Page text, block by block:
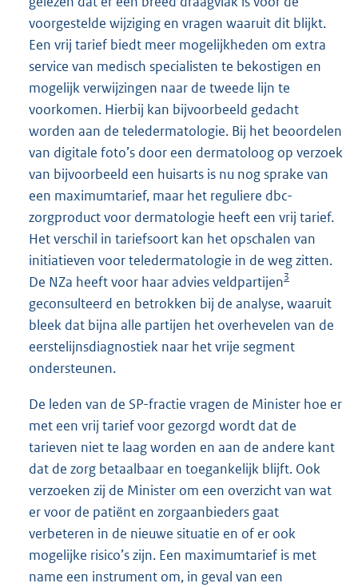
voorgestelde wijziging en vragen waaruit dit blijkt.
Een vrij tarief biedt meer mogelijkheden om extra
service van medisch specialisten te bekostigen en
mogelijk verwijzingen naar de tweede lijn te
voorkomen. Hierbij kan bijvoorbeeld gedacht
worden aan de teledermatologie. Bij het beoordelen
van digitale foto’s door een dermatoloog op verzoek
van bijvoorbeeld een huisarts is nu nog sprake van
een maximumtarief, maar het reguliere dbc-
zorgproduct voor dermatologie heeft een vrij tarief.
Het verschil in tariefsoort kan het opschalen van
initiatieven voor teledermatologie in de weg zitten.
De NZa heeft voor haar advies veldpartijen3
geconsulteerd en betrokken bij de analyse, waaruit
bleek dat bijna alle partijen het overhevelen van de
eerstelijnsdiagnostiek naar het vrije segment
ondersteunen.
De leden van de SP-fractie vragen de Minister hoe er
met een vrij tarief voor gezorgd wordt dat de
tarieven niet te laag worden en aan de andere kant
dat de zorg betaalbaar en toegankelijk blijft. Ook
verzoeken zij de Minister om een overzicht van wat
er voor de patiënt en zorgaanbieders gaat
verbeteren in de nieuwe situatie en of er ook
mogelijke risico’s zijn. Een maximumtarief is met
name een instrument om, in geval van een